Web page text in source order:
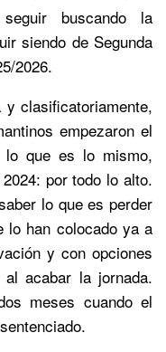
buscando la
siendo de Segunda
2026.
clasificatoriamente,
empezaron el
lo que es lo mismo,
por todo lo alto.
lo que es perder
lo han colocado ya a
y con opciones
acabar la jornada.
meses cuando el